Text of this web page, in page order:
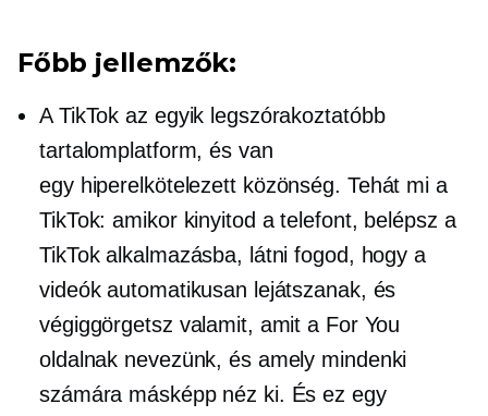
Főbb jellemzők:
A TikTok az egyik legszórakoztatóbb
tartalomplatform, és van
egy hiperelkötelezettközönség. Tehát mi a
TikTok: amikor kinyitod a telefont, belépsz a
TikTok alkalmazásba, látni fogod, hogy a
videók automatikusan lejátszanak, és
végiggörgetsz valamit, amit a For You
oldalnak nevezünk, és amely mindenki
számára másképp néz ki. És ez egy